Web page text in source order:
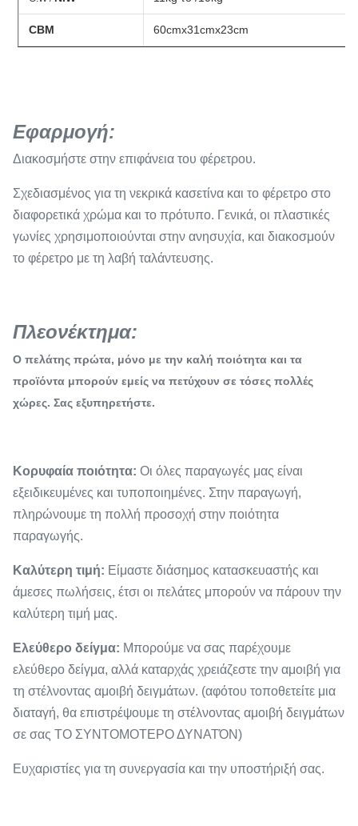
CBM 60cmx31cmx23cm
Εφαρμογή:
Διακοσμήστε στην επιφάνεια του φέρετρου.
Σχεδιασμένος για τη νεκρικά κασετίνα και το φέρετρο στο
διαφορετικά χρώμα και το πρότυπο. Γενικά, οι πλαστικές
γωνίες χρησιμοποιούνται στην ανησυχία, και διακοσμούν
το φέρετρο με τη λαβή ταλάντευσης.
Πλεονέκτημα:
Ο πελάτης πρώτα, μόνο με την καλή ποιότητα και τα
προϊόντα μπορούν εμείς να πετύχουν σε τόσες πολλές
χώρες. Σας εξυπηρετήστε.
Κορυφαία ποιότητα: Οι όλες παραγωγές μας είναι
εξειδικευμένες και τυποποιημένες. Στην παραγωγή,
πληρώνουμε τη πολλή προσοχή στην ποιότητα
παραγωγής.
Καλύτερη τιμή: Είμαστε διάσημος κατασκευαστής και
άμεσες πωλήσεις, έτσι οι πελάτες μπορούν να πάρουν την
καλύτερη τιμή μας.
Ελεύθερο δείγμα: Μπορούμε να σας παρέχουμε
ελεύθερο δείγμα, αλλά καταρχάς χρειάζεστε την αμοιβή για
τη στέλνοντας αμοιβή δειγμάτων. (αφότου τοποθετείτε μια
διαταγή, θα επιστρέψουμε τη στέλνοντας αμοιβή δειγμάτων
σε σας ΤΟ ΣΥΝΤΟΜΟΤΕΡΟ ΔΥΝΑΤΌΝ)
Ευχαριστίες για τη συνεργασία και την υποστήριξή σας.